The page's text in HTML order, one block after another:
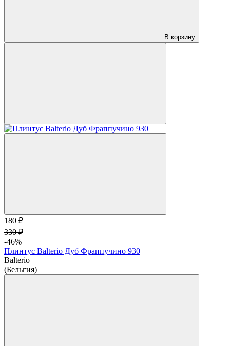
В корзину
180 ₽
330 ₽
-46%
Плинтус Balterio Дуб Фраппучино 930
Balterio
(Бельгия)